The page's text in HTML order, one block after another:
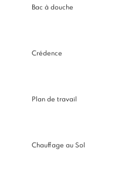
Bac à douche
Crédence
Plan de travail
Chauffage au Sol